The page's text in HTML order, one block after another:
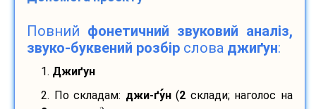
Повний фонетичний звуковий аналіз,
звуко-буквений розбір слова джиґун:
1. Джиґун
2. По складам: джи-ґун(2 склади; наголос на